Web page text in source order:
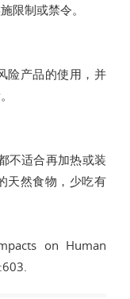
限制或禁令。
险产品的使用，并
不适合再加热或装
天然食物，少吃有
on Human